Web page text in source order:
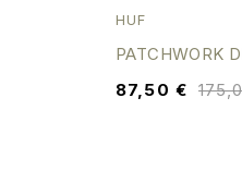
HUF
PATCHWORK
87,50 €